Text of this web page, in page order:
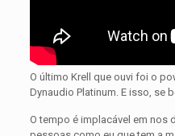
O último Krell que ouvi foi o
Dynaudio Platinum. E isso, se
O tempo é implacável em nos